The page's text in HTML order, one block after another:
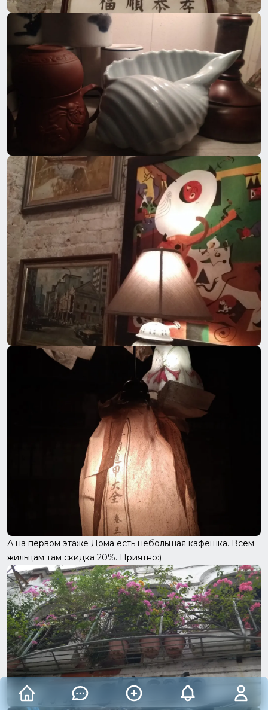
А на первом этаже Дома есть небольшая кафешка. Всем
жильцам там скидка 20%. Приятно:)